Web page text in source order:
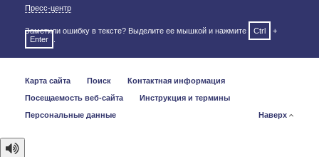
Пресс-центр
Заметили ошибку в тексте? Выделите ее мышкой и нажмите Ctrl
+
Enter
Карта сайта Поиск
Контактная информация
Посещаемость веб-сайта
Инструкция и термины
Персональные данные
Наверх